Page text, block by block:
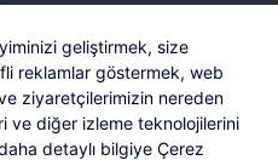
geliştirmek, size
reklamlar göstermek, web
ziyaretçilerimizin nereden
ve diğer izleme teknolojilerini
detaylı bilgiye Çerez
Su Sebilleri